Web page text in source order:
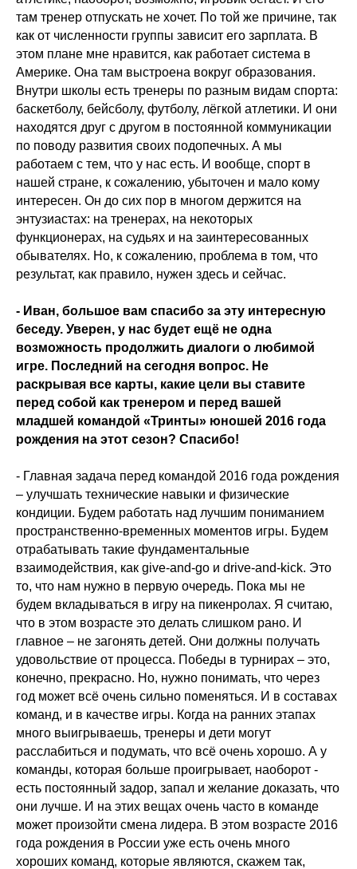
там тренер отпускать не хочет. По той же причине, так
как от численности группы зависит его зарплата. В
этом плане мне нравится, как работает система в
Америке. Она там выстроена вокруг образования.
Внутри школы есть тренеры по разным видам спорта:
баскетболу, бейсболу, футболу, лёгкой атлетики. И они
находятся друг с другом в постоянной коммуникации
по поводу развития своих подопечных. А мы
работаем с тем, что у нас есть. И вообще, спорт в
нашей стране, к сожалению, убыточен и мало кому
интересен. Он до сих пор в многом держится на
энтузиастах: на тренерах, на некоторых
функционерах, на судьях и на заинтересованных
обывателях. Но, к сожалению, проблема в том, что
результат, как правило, нужен здесь и сейчас.
- Иван, большое вам спасибо за эту интересную
беседу. Уверен, у нас будет ещё не одна
возможность продолжить диалоги о любимой
игре. Последний на сегодня вопрос. Не
раскрывая все карты, какие цели вы ставите
перед собой как тренером и перед вашей
младшей командой «Тринты» юношей 2016 года
рождения на этот сезон? Спасибо!
- Главная задача перед командой 2016 года рождения
– улучшать технические навыки и физические
кондиции. Будем работать над лучшим пониманием
пространственно-временных моментов игры. Будем
отрабатывать такие фундаментальные
взаимодействия, как give-and-go и drive-and-kick. Это
то, что нам нужно в первую очередь. Пока мы не
будем вкладываться в игру на пикенролах. Я считаю,
что в этом возрасте это делать слишком рано. И
главное – не загонять детей. Они должны получать
удовольствие от процесса. Победы в турнирах – это,
конечно, прекрасно. Но, нужно понимать, что через
год может всё очень сильно поменяться. И в составах
команд, и в качестве игры. Когда на ранних этапах
много выигрываешь, тренеры и дети могут
расслабиться и подумать, что всё очень хорошо. А у
команды, которая больше проигрывает, наоборот -
есть постоянный задор, запал и желание доказать, что
они лучше. И на этих вещах очень часто в команде
может произойти смена лидера. В этом возрасте 2016
года рождения в России уже есть очень много
хороших команд, которые являются, скажем так,